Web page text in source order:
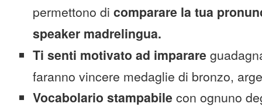
permettono di comparare la tua
speaker madrelingua.
Ti senti motivato ad imparare
faranno vincere medaglie di bronzo,
Vocabolario stampabile con ognuno